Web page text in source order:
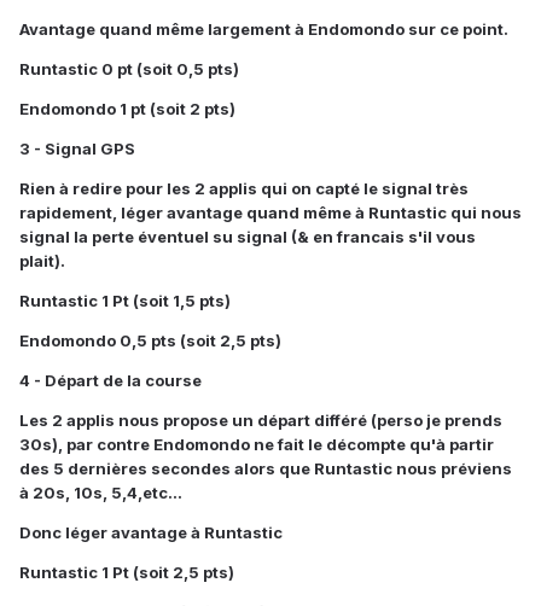
Avantage quand même largement à Endomondo sur ce point.
Runtastic 0 pt (soit 0,5 pts)
Endomondo 1 pt (soit 2 pts)
3 - Signal GPS
Rien à redire pour les 2 applis qui on capté le signal très
rapidement, léger avantage quand même à Runtastic qui nous
signal la perte éventuel su signal (& en francais s'il vous
plait).
Runtastic 1 Pt (soit 1,5 pts)
Endomondo 0,5 pts (soit 2,5 pts)
4 - Départ de la course
Les 2 applis nous propose un départ différé (perso je prends
30s), par contre Endomondo ne fait le décompte qu'à partir
des 5 dernières secondes alors que Runtastic nous préviens
à 20s, 10s, 5,4,etc...
Donc léger avantage à Runtastic
Runtastic 1 Pt (soit 2,5 pts)